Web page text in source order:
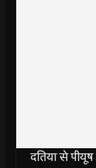
दतिया से पीयूष